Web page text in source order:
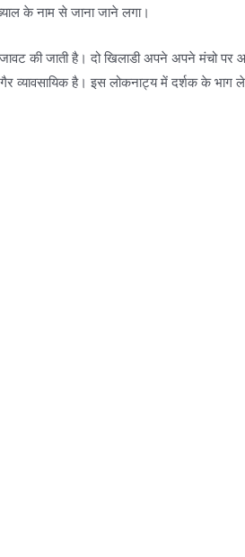
के नाम से जाना जाने लगा।
जाती है। दो खिलाडी अपने अपने मंचो पर
व्यावसायिक है। इस लोकनाट्य में दर्शक के भाग